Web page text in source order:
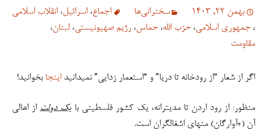
بهمن 22, 1403 سخنرانی‏‏‌ها اجماع، اسرائیل، انقلاب اسلامی
، جمهوری اسلامی، حزب الله، حماس، رژیم صهیونیستی، لبنان،
مقاومت
اگر از شعار “از رودخانه تا دریا” و “استعمار زدایی” نمیدانید اینجا بخوانید!
منظور: از رود اردن تا مدیترانه، یک کشور فلسطینی با یک دولتاز اهالی
آن (+آوارگان) منهای اشغالگران است.